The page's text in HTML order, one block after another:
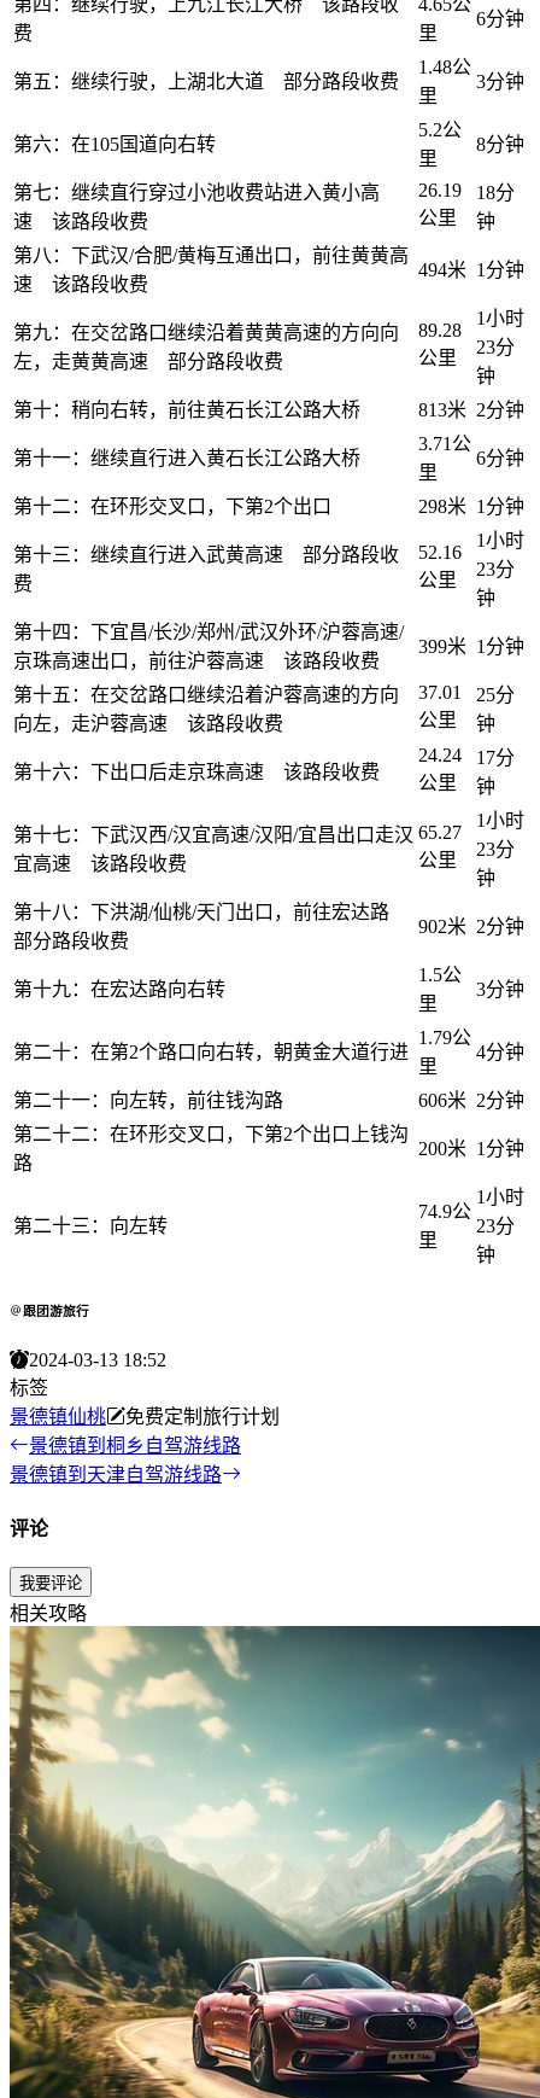
费
里
6分钟
第五：继续行驶，上湖北大道 部分路段收费
1.48公
里
3分钟
第六：在105国道向右转
5.2公
里
8分钟
第七：继续直行穿过小池收费站进入黄小高
速 该路段收费
26.19
公里
18分
钟
第八：下武汉/合肥/黄梅互通出口，前往黄黄高
速 该路段收费
494米 1分钟
第九：在交岔路口继续沿着黄黄高速的方向向
左，走黄黄高速 部分路段收费
89.28
公里
1小时
23分
钟
第十：稍向右转，前往黄石长江公路大桥
813米 2分钟
第十一：继续直行进入黄石长江公路大桥
3.71公
里
6分钟
第十二：在环形交叉口，下第2个出口 298米 1分钟
第十三：继续直行进入武黄高速 部分路段收
费
52.16
公里
1小时
23分
钟
第十四：下宜昌/长沙/郑州/武汉外环/沪蓉高速/
京珠高速出口，前往沪蓉高速 该路段收费
399米 1分钟
第十五：在交岔路口继续沿着沪蓉高速的方向
向左，走沪蓉高速 该路段收费
37.01
公里
25分
钟
第十六：下出口后走京珠高速 该路段收费
24.24
公里
17分
钟
第十七：下武汉西/汉宜高速/汉阳/宜昌出口走汉
宜高速 该路段收费
65.27
公里
1小时
23分
钟
第十八：下洪湖/仙桃/天门出口，前往宏达路
部分路段收费
902米 2分钟
第十九：在宏达路向右转
1.5公
里
3分钟
第二十：在第2个路口向右转，朝黄金大道行进
1.79公
里
4分钟
第二十一：向左转，前往钱沟路 606米 2分钟
第二十二：在环形交叉口，下第2个出口上钱沟
路
200米 1分钟
第二十三：向左转
74.9公
里
1小时
23分
钟
跟团游旅行
2024-03-13 18:52
标签
景德镇仙桃
免费定制旅行计划
景德镇到桐乡自驾游线路
景德镇到天津自驾游线路
评论
我要评论
相关攻略